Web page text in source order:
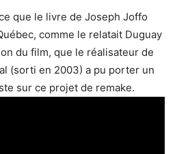
que le livre de Joseph Joffo
comme le relatait Duguay
du film, que le réalisateur de
(sorti en 2003) a pu porter un
sur ce projet de remake.